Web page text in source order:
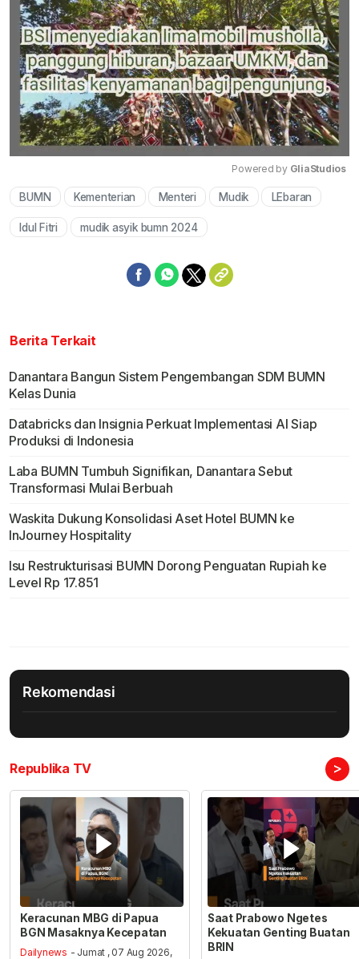
Mute
Powered by GliaStudios
BUMN Kementerian Menteri Mudik LEbaran
Idul Fitri mudik asyik bumn 2024
Berita Terkait
Danantara Bangun Sistem Pengembangan SDM BUMN
Kelas Dunia
Databricks dan Insignia Perkuat Implementasi AI Siap
Produksi di Indonesia
Laba BUMN Tumbuh Signifikan, Danantara Sebut
Transformasi Mulai Berbuah
Waskita Dukung Konsolidasi Aset Hotel BUMN ke
InJourney Hospitality
Isu Restrukturisasi BUMN Dorong Penguatan Rupiah ke
Level Rp 17.851
Rekomendasi
Republika TV >
Keracunan MBG di Papua
BGN Masaknya Kecepatan
Dailynews - Jumat , 07 Aug 2026,
Saat Prabowo Ngetes
Kekuatan Genting Buatan
BRIN